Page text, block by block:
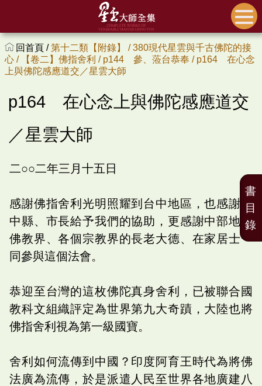
回首頁 /第十二類【附錄】 /380現代星雲與千古佛陀的接
心 /
【卷二】佛指舍利 / p144 參、蒞台恭奉 / p164 在心念
上與佛陀感應道交／星雲大師
p164 在心念上與佛陀感應道交
／星雲大師
二○○二年三月十五日
感謝佛指舍利光明照耀到台中地區，也感謝台
中縣、市長給予我們的協助，更感謝中部地區
佛教界、各個宗教界的長老大德、在家居士一
同參與這個法會。
恭迎至台灣的這枚佛陀真身舍利，已被聯合國
教科文組織評定為世界第九大奇蹟，大陸也將
佛指舍利視為第一級國寶。
舍利如何流傳到中國？印度阿育王時代為將佛
法廣為流傳，於是派遣人民至世界各地廣建八
書
目
錄